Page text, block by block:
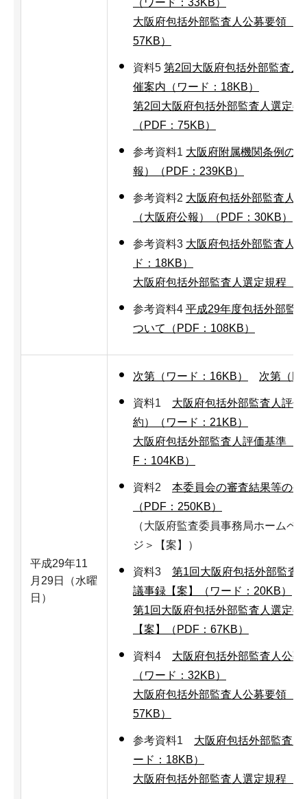
大阪府包括外部監査人公募要領【
57KB）
資料5 第2回大阪府包括外部監査人
催案内（ワード：18KB）
第2回大阪府包括外部監査人選定委
（PDF：75KB）
参考資料1 大阪府附属機関条例の
報）（PDF：239KB）
参考資料2 大阪府包括外部監査人
（大阪府公報）（PDF：30KB）
参考資料3 大阪府包括外部監査人
ド：18KB）
大阪府包括外部監査人選定規程（
参考資料4 平成29年度包括外部監
ついて（PDF：108KB）
平成29年11
月29日（水曜
日）
次第（ワード：16KB） 次第（
資料1 大阪府包括外部監査人評価
約）（ワード：21KB）
大阪府包括外部監査人評価基準（
F：104KB）
資料2 本委員会の審査結果等の公
（PDF：250KB）
（大阪府監査委員事務局ホームペ
ジ＞【案】）
資料3 第1回大阪府包括外部監査
議事録【案】（ワード：20KB）
第1回大阪府包括外部監査人選定委
【案】（PDF：67KB）
資料4 大阪府包括外部監査人公募
（ワード：32KB）
大阪府包括外部監査人公募要領【
57KB）
参考資料1 大阪府包括外部監査
ード：18KB）
大阪府包括外部監査人選定規程（